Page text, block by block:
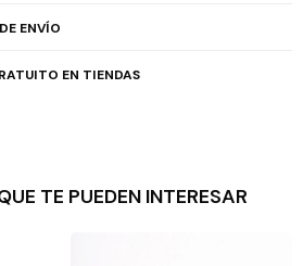
ENVÍO
EN TIENDAS
TE PUEDEN INTERESAR